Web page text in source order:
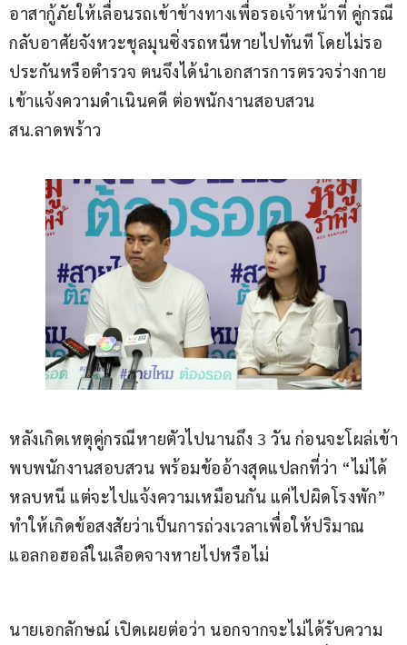
อาสากู้ภัยให้เลื่อนรถเข้าข้างทางเพื่อรอเจ้าหน้าที่ คู่กรณี
กลับอาศัยจังหวะชุลมุนซิ่งรถหนีหายไปทันที โดยไม่รอ
ประกันหรือตำรวจ ตนจึงได้นำเอกสารการตรวจร่างกาย
เข้าแจ้งความดำเนินคดี ต่อพนักงานสอบสวน
สน.ลาดพร้าว
​หลังเกิดเหตุคู่กรณีหายตัวไปนานถึง 3 วัน ก่อนจะโผล่เข้า
พบพนักงานสอบสวน พร้อมข้ออ้างสุดแปลกที่ว่า “ไม่ได้
หลบหนี แต่จะไปแจ้งความเหมือนกัน แค่ไปผิดโรงพัก”
ทำให้เกิดข้อสงสัยว่าเป็นการถ่วงเวลาเพื่อให้ปริมาณ
แอลกอฮอล์ในเลือดจางหายไปหรือไม่
​นายเอกลักษณ์ เปิดเผยต่อว่า นอกจากจะไม่ได้รับความ